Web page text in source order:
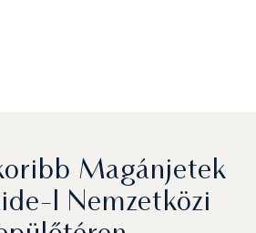
Magánjetek
I Nemzetközi